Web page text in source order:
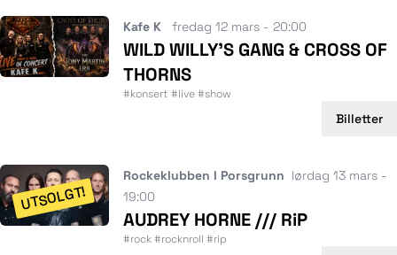
Kafe K fredag 12 mars - 20:00
WILD WILLY’S GANG & CROSS OF
THORNS
#konsert #live #show
Billetter
UTSOLGT!
Rockeklubben I Porsgrunn lørdag 13 mars -
19:00
AUDREY HORNE /// RiP
#rock #rocknroll #rip